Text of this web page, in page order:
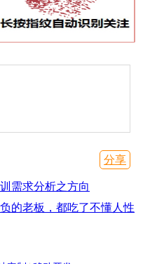
分享
需求分析之方向
的老板，都吃了不懂人性